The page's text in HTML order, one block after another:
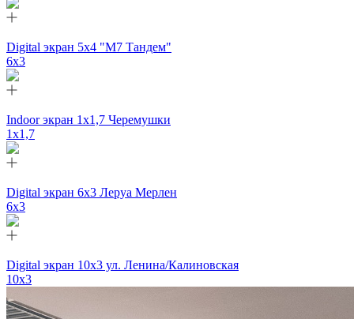
Digital экран 5х4 "М7 Тандем"
6х3
Indoor экран 1х1,7 Черемушки
1x1,7
Digital экран 6х3 Леруа Мерлен
6х3
Digital экран 10х3 ул. Ленина/Калиновская
10х3